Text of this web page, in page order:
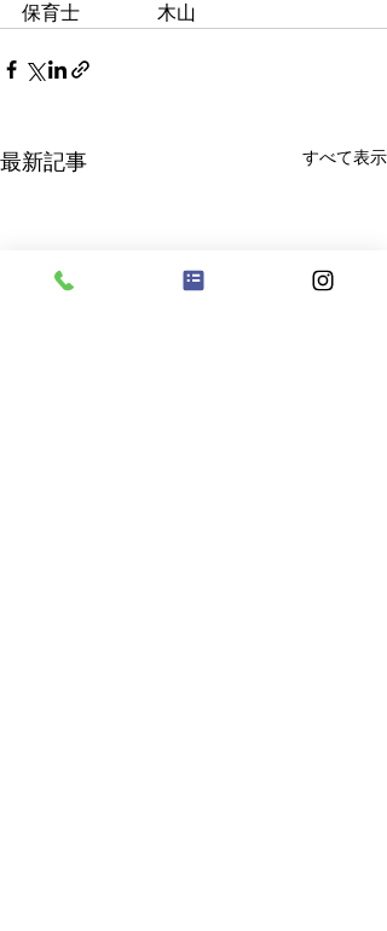
保育士　　　　木山
最新記事 すべて表示